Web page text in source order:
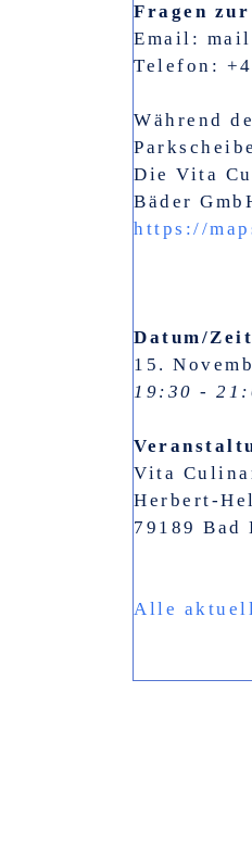
Fragen
Email:
Telefon:
Während
Die Vita
Bäder
https://
Datum/Zeit
15.
19:30 -
Vita
Herbert-
79189 Bad
Alle